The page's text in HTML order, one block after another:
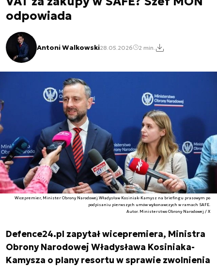
odpowiada
Antoni Walkowski28.05.2026 2 min.
Wicepremier, Minister Obrony Narodowej Władysław Kosiniak-Kamysz na briefingu prasowym po
podpisaniu pierwszych umów wykonawczych w ramach SAFE.
Autor. Ministerstwo Obrony Narodowej / X
Defence24.pl zapytał wicepremiera, Ministra
Obrony Narodowej Władysława Kosiniaka-
Kamysza o plany resortu w sprawie zwolnienia